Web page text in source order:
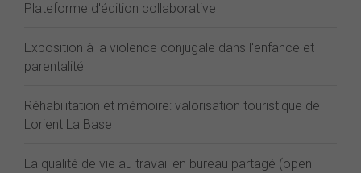
Plateforme d'édition collaborative
Exposition à la violence conjugale dans l'enfance et
parentalité
Réhabilitation et mémoire: valorisation touristique de
Lorient La Base
La qualité de vie au travail en bureau partagé (open